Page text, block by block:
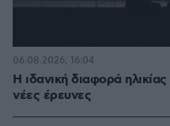
Η ιδανική διαφορά
νέες έρευνες
06.08.2026, 16:04